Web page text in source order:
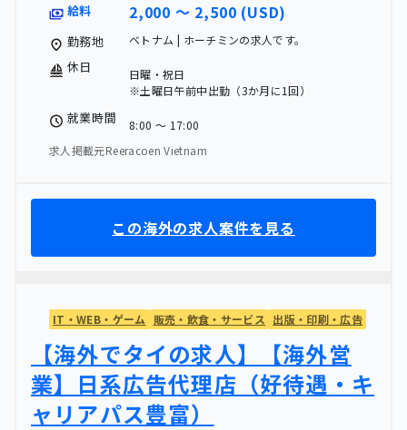
給料 2,000 〜 2,500 (USD)
勤務地 ベトナム | ホーチミンの求人です。
休日
日曜・祝日
※土曜日午前中出勤（3か月に1回）
就業時間
8:00 〜 17:00
求人掲載元Reeracoen Vietnam
この海外の求人案件を見る
IT・WEB・ゲーム 販売・飲食・サービス 出版・印刷・広告
【海外でタイの求人】【海外営
業】日系広告代理店（好待遇・キ
ャリアパス豊富）